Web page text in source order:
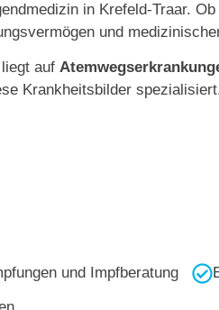
in Krefeld-Traar.
und
auf
Krankheitsbilder
und Impfberatung